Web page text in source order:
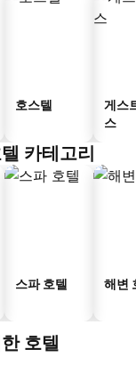
호스텔
게스
스
카테고리
스파 호텔 해변
호텔